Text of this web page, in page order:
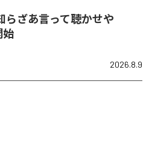
らざあ言って聴かせや
始
2026.8.9